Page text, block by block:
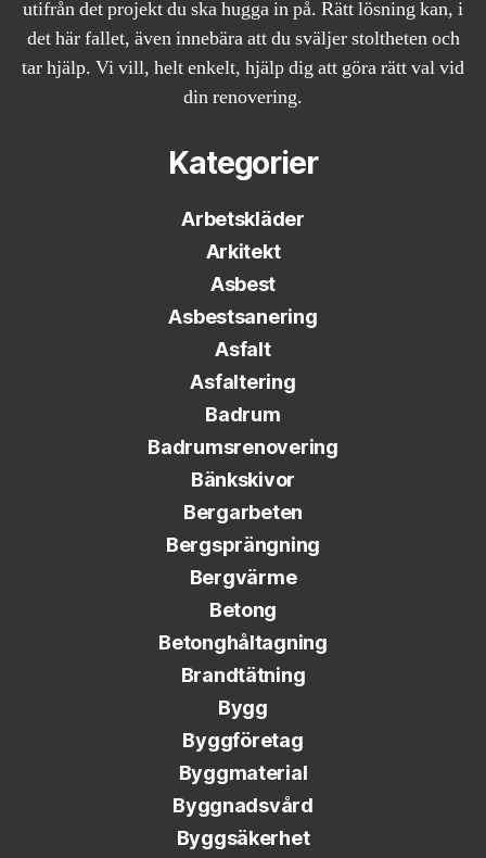
utifrån det projekt du ska hugga in på. Rätt lösning kan, i
det här fallet, även innebära att du sväljer stoltheten och
tar hjälp. Vi vill, helt enkelt, hjälp dig att göra rätt val vid
din renovering.
Kategorier
Arbetskläder
Arkitekt
Asbest
Asbestsanering
Asfalt
Asfaltering
Badrum
Badrumsrenovering
Bänkskivor
Bergarbeten
Bergsprängning
Bergvärme
Betong
Betonghåltagning
Brandtätning
Bygg
Byggföretag
Byggmaterial
Byggnadsvård
Byggsäkerhet